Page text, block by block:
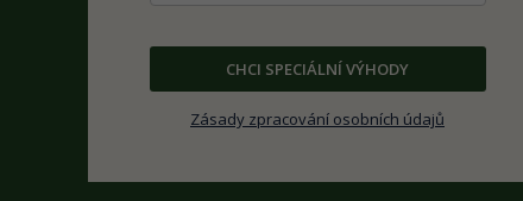
CHCI SPECIÁLNÍ VÝHODY
Zásady zpracování osobních údajů